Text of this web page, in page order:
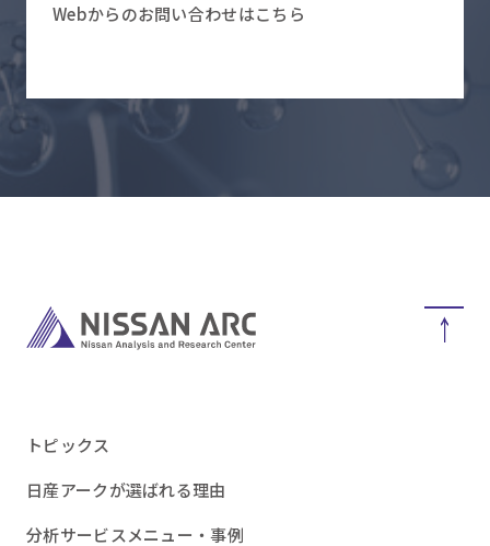
Webからのお問い合わせはこちら
トピックス
日産アークが選ばれる理由
分析サービスメニュー・事例